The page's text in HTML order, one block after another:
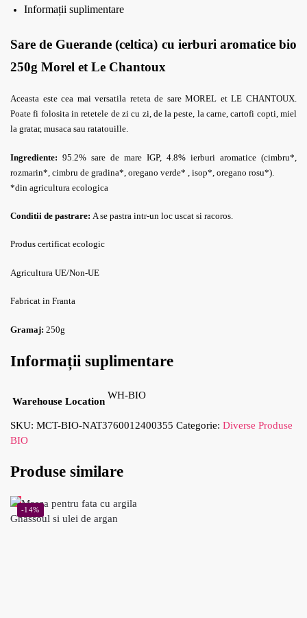
Informații suplimentare
Sare de Guerande (celtica) cu ierburi aromatice bio
250g Morel et Le Chantoux
Aceasta este cea mai versatila reteta de sare MOREL et LE CHANTOUX.
Poate fi folosita in retetele de zi cu zi, de la peste, la carne, cartofi copti, miel
la gratar, musaca sau ratatouille.
Ingrediente: 95.2% sare de mare IGP, 4.8% ierburi aromatice (cimbru*,
rozmarin*, cimbru de gradina*, oregano verde* , isop*, oregano rosu*).
*din agricultura ecologica
Conditii de pastrare: A se pastra intr-un loc uscat si racoros.
Produs certificat ecologic
Agricultura UE/Non-UE
Fabricat in Franta
Gramaj: 250g
Informații suplimentare
Warehouse Location
WH-BIO
SKU: MCT-BIO-NAT3760012400355 Categorie: Diverse Produse
BIO
Produse similare
-14%